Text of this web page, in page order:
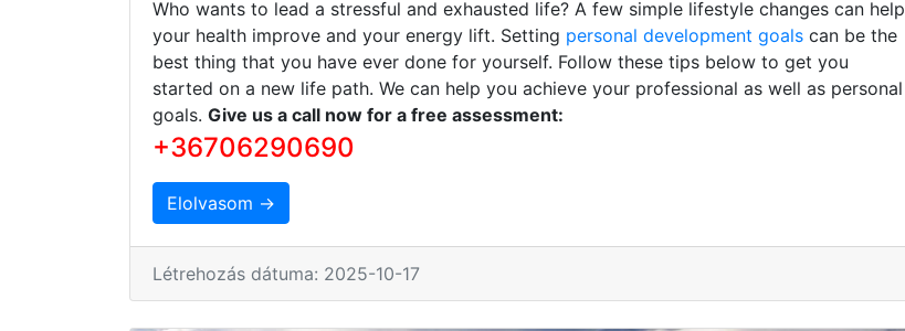
Who wants to lead a stressful and exhausted life? A few simple lifestyle changes can help
your health improve and your energy lift. Setting personal development goals can be the
best thing that you have ever done for yourself. Follow these tips below to get you
started on a new life path. We can help you achieve your professional as well as personal
goals. Give us a call now for a free assessment:
+36706290690
Elolvasom →
Létrehozás dátuma: 2025-10-17